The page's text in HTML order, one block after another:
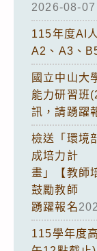
2026-08-07
115年度AI
A2、A3、
國立中山大
能力研習班
訊，請踴躍
檢送「環境
成培力計
畫」【教師
鼓勵教師
踴躍報名
115學年度